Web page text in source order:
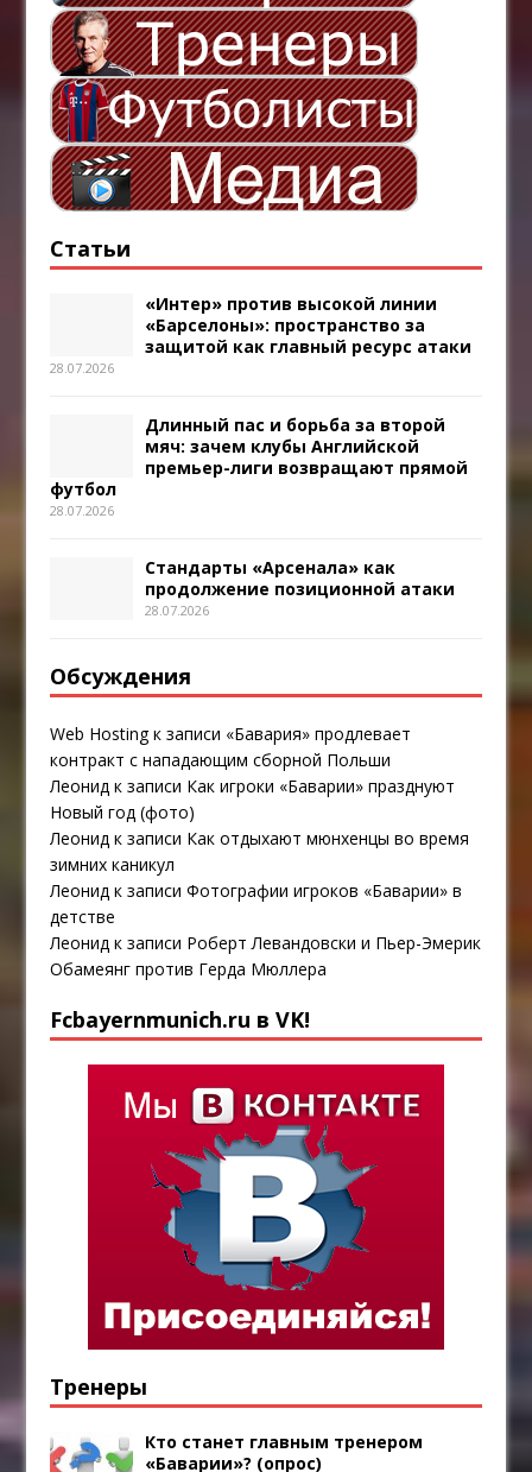
Статьи
«Интер» против высокой линии
«Барселоны»: пространство за
защитой как главный ресурс атаки
28.07.2026
Длинный пас и борьба за второй
мяч: зачем клубы Английской
премьер-лиги возвращают прямой
футбол
28.07.2026
Стандарты «Арсенала» как
продолжение позиционной атаки
28.07.2026
Обсуждения
Web Hostingк записи «Бавария» продлевает
контракт с нападающим сборной Польши
Леонид к записи Как игроки «Баварии» празднуют
Новый год (фото)
Леонид к записи Как отдыхают мюнхенцы во время
зимних каникул
Леонид к записиФотографии игроков «Баварии» в
детстве
Леонид к записи Роберт Левандовски и Пьер-Эмерик
Обамеянг против Герда Мюллера
Fcbayernmunich.ru в VK!
Тренеры
Кто станет главным тренером
«Баварии»? (опрос)